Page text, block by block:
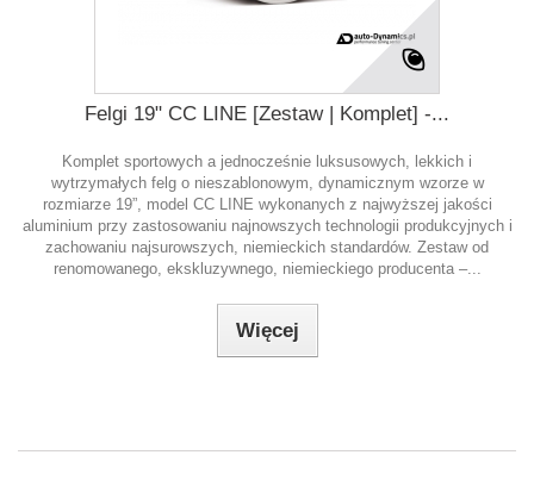
Felgi 19" CC LINE [Zestaw | Komplet] -...
Komplet sportowych a jednocześnie luksusowych, lekkich i
wytrzymałych felg o nieszablonowym, dynamicznym wzorze w
rozmiarze 19”, model CC LINE wykonanych z najwyższej jakości
aluminium przy zastosowaniu najnowszych technologii produkcyjnych i
zachowaniu najsurowszych, niemieckich standardów. Zestaw od
renomowanego, ekskluzywnego, niemieckiego producenta –...
Więcej